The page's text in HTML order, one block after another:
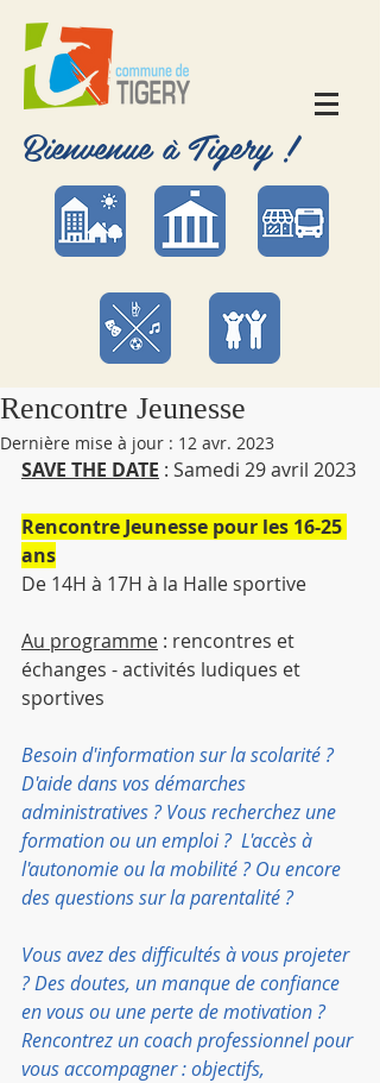
Bienvenue à Tigery !
Rencontre Jeunesse
Dernière mise à jour : 12 avr. 2023
SAVE THE DATE : Samedi 29 avril 2023
Rencontre Jeunesse pour les 16-25
ans
De 14H à 17H à la Halle sportive
Au programme : rencontres et
échanges - activités ludiques et
sportives
Besoin d'information sur la scolarité ?
D'aide dans vos démarches
administratives ? Vous recherchez une
formation ou un emploi ?  L'accès à
l'autonomie ou la mobilité ? Ou encore
des questions sur la parentalité ?
Vous avez des difficultés à vous projeter
? Des doutes, un manque de confiance
en vous ou une perte de motivation ?
Rencontrez un coach professionnel pour
vous accompagner : objectifs,